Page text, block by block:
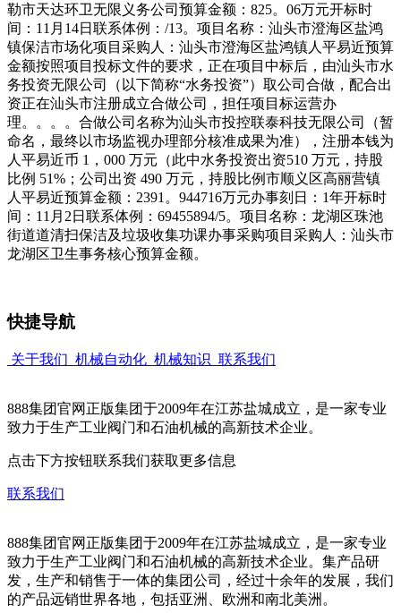
勒市天达环卫无限义务公司预算金额：825。06万元开标时
间：11月14日联系体例：/13。项目名称：汕头市澄海区盐鸿
镇保洁市场化项目采购人：汕头市澄海区盐鸿镇人平易近预算
金额按照项目投标文件的要求，正在项目中标后，由汕头市水
务投资无限公司（以下简称“水务投资”）取公司合做，配合出
资正在汕头市注册成立合做公司，担任项目标运营办
理。。。。合做公司名称为汕头市投控联泰科技无限公司（暂
命名，最终以市场监视办理部分核准成果为准），注册本钱为
人平易近币 1，000 万元（此中水务投资出资510 万元，持股
比例 51%；公司出资 490 万元，持股比例市顺义区高丽营镇
人平易近预算金额：2391。944716万元办事刻日：1年开标时
间：11月2日联系体例：69455894/5。项目名称：龙湖区珠池
街道道清扫保洁及垃圾收集功课办事采购项目采购人：汕头市
龙湖区卫生事务核心预算金额。
快捷导航
关于我们 机械自动化 机械知识 联系我们
888集团官网正版集团于2009年在江苏盐城成立，是一家专业
致力于生产工业阀门和石油机械的高新技术企业。
点击下方按钮联系我们获取更多信息
联系我们
888集团官网正版集团于2009年在江苏盐城成立，是一家专业
致力于生产工业阀门和石油机械的高新技术企业。集产品研
发，生产和销售于一体的集团公司，经过十余年的发展，我们
的产品远销世界各地，包括亚洲、欧洲和南北美洲。